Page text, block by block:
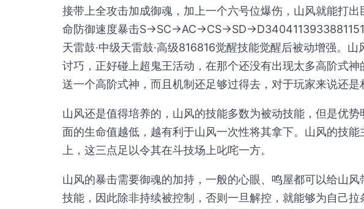
接带上全攻击加成御魂，加上一个六号位爆伤，山风就能打
命防御速度暴击
天雷鼓·中级天雷鼓·高级816816觉醒技能觉醒后被动增强。
讨巧，正好碰上超鬼王活动，在那个还没有出现太多高阶式
送一个高阶式神，而且机制还足够过得去，对于玩家来说还是
山风还是值得培养的，山风的技能多数为被动技能，但是优
面的生命值越低，越有利于山风一次性将其拿下。山风的技
上，这三点足以令其在斗技场上叱咤一方。
山风的暴击需要御魂的加持，一般的心眼、鸣屋都可以给山
技能，因此除非持续被控制，否则一旦解控，就能够为自己